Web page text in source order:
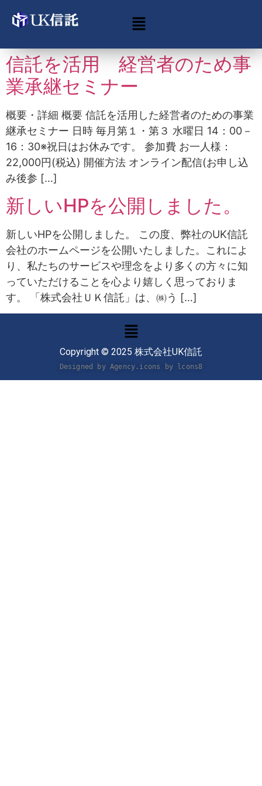
信託を活用 経営者のため事
業承継セミナー
概要・詳細 概要 信託を活用した経営者のための事業
継承セミナー 日時 毎月第１・第３ 水曜日 14：00－
16：30※祝日はお休みです。 参加費 お一人様：
22,000円(税込) 開催方法 オンライン配信(お申し込
み後参 […]
新しいHPを公開しました。
新しいHPを公開しました。 この度、弊社のUK信託
会社のホームページを公開いたしました。これによ
り、私たちのサービスや理念をより多くの方々に知
っていただけることを心より嬉しく思っておりま
す。 「株式会社ＵＫ信託」は、㈱う […]
Copyright © 2025 株式会社UK信託
Designed by Agency.icons by lcons8